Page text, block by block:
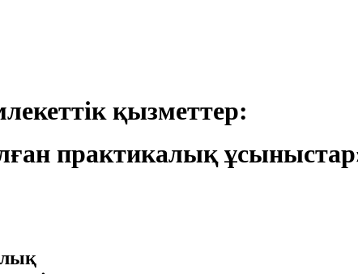
қызметтер:
практикалық